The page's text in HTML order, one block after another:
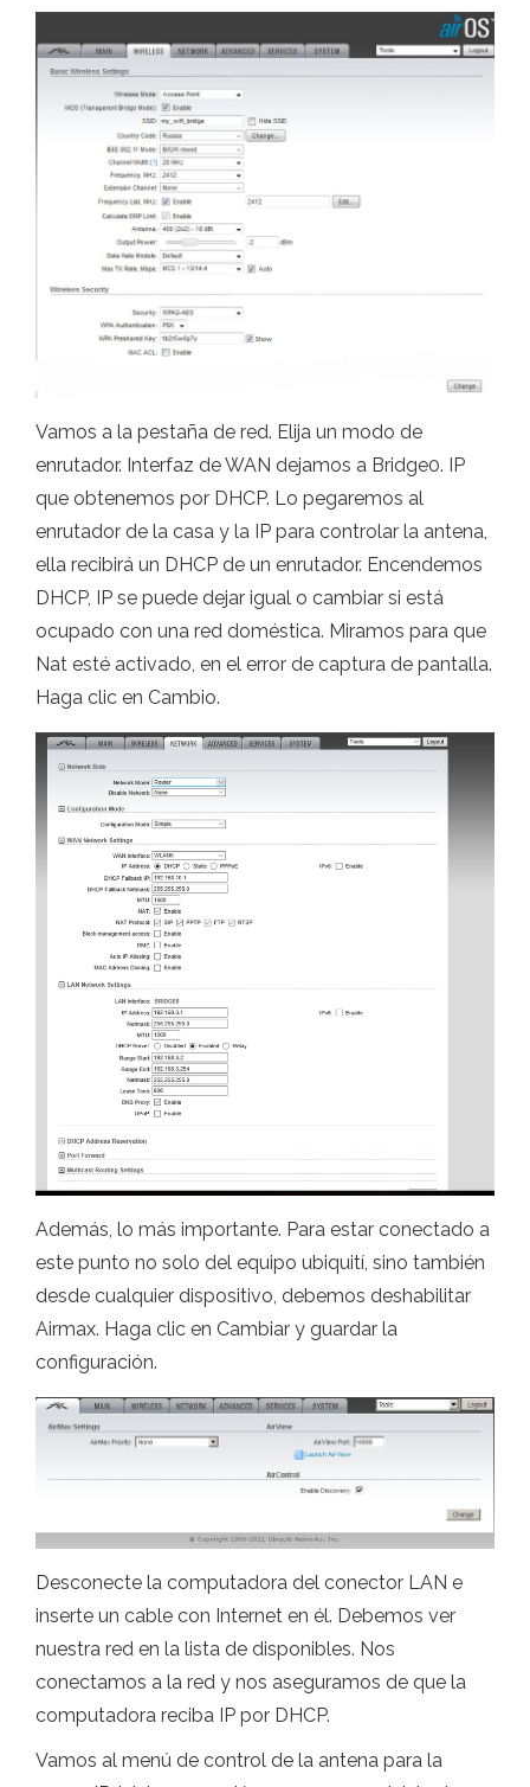
Vamos a la pestaña de red. Elija un modo de
enrutador. Interfaz de WAN dejamos a Bridge0. IP
que obtenemos por DHCP. Lo pegaremos al
enrutador de la casa y la IP para controlar la antena,
ella recibirá un DHCP de un enrutador. Encendemos
DHCP, IP se puede dejar igual o cambiar si está
ocupado con una red doméstica. Miramos para que
Nat esté activado, en el error de captura de pantalla.
Haga clic en Cambio.
Además, lo más importante. Para estar conectado a
este punto no solo del equipo ubiquití, sino también
desde cualquier dispositivo, debemos deshabilitar
Airmax. Haga clic en Cambiar y guardar la
configuración.
Desconecte la computadora del conector LAN e
inserte un cable con Internet en él. Debemos ver
nuestra red en la lista de disponibles. Nos
conectamos a la red y nos aseguramos de que la
computadora reciba IP por DHCP.
Vamos al menú de control de la antena para la